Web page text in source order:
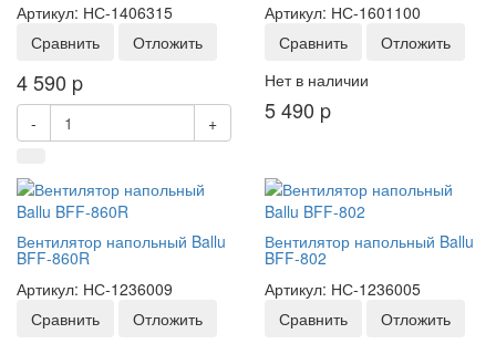
Артикул: НС-1406315
Сравнить
Отложить
4 590 p
- +
Артикул: НС-1601100
Сравнить
Отложить
Нет в наличии
5 490 p
Вентилятор напольный Ballu
BFF-860R
Артикул: НС-1236009
Сравнить
Отложить
Вентилятор напольный Ballu
BFF-802
Артикул: НС-1236005
Сравнить
Отложить